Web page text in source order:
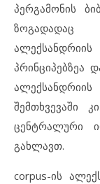
პერგამონის
ზოგადადაც
პრინციპებზეა
ალექსანდრიის
შემთხვევაში
ცენტრალური
გახლავთ.
corpus-ის